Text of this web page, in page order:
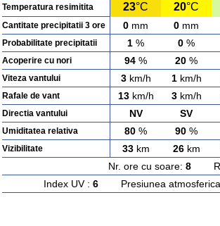
Temperatura resimitita 23°C 20°C
Cantitate precipitatii 3 ore 0 mm 0 mm
Probabilitate precipitatii 1 % 0 %
Acoperire cu nori 94 % 20 %
Viteza vantului 3km/h 1km/h
Rafale de vant 13km/h 3km/h
Directia vantului NV SV
Umiditatea relativa 80 % 90 %
Vizibilitate 33km 26km
Nr. ore cu soare: 8
Index UV : 6Presiunea